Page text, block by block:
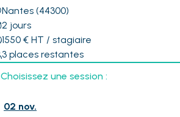
Nantes (44300)
2 jours
1550€ HT / stagiaire
3 places restantes
Choisissez une session :
02 nov.